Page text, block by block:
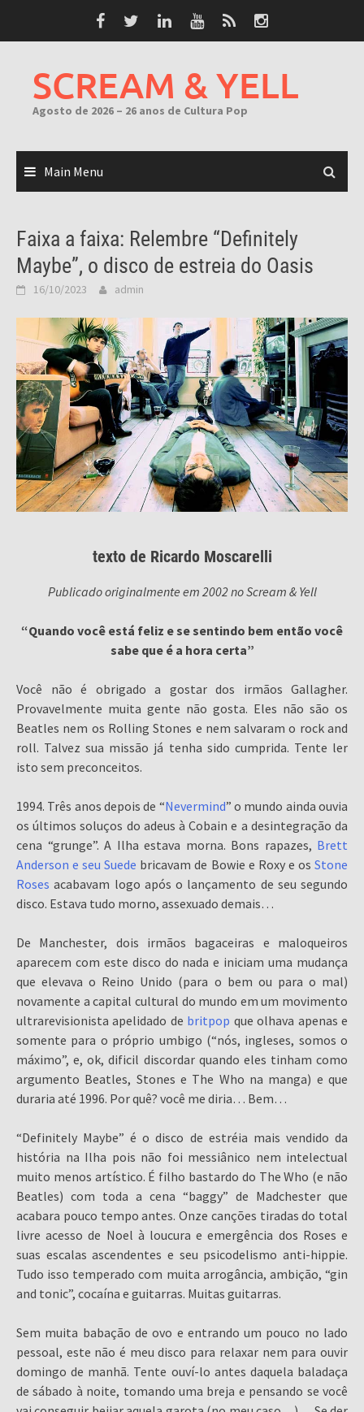
SCREAM & YELL
Agosto de 2026 – 26 anos de Cultura Pop
Main Menu
Faixa a faixa: Relembre “Definitely
Maybe”, o disco de estreia do Oasis
16/10/2023 admin
texto de Ricardo Moscarelli
Publicado originalmente em 2002 no Scream & Yell
“Quando você está feliz e se sentindo bem então você
sabe que é a hora certa”
Você não é obrigado a gostar dos irmãos Gallagher.
Provavelmente muita gente não gosta. Eles não são os
Beatles nem os Rolling Stones e nem salvaram o rock and
roll. Talvez sua missão já tenha sido cumprida. Tente ler
isto sem preconceitos.
1994. Três anos depois de “Nevermind” o mundo ainda ouvia
os últimos soluços do adeus à Cobain e a desintegração da
cena “grunge”. A Ilha estava morna. Bons rapazes, Brett
Anderson e seu Suede bricavam de Bowie e Roxy e osStone
Roses acabavam logo após o lançamento de seu segundo
disco. Estava tudo morno, assexuado demais…
De Manchester, dois irmãos bagaceiras e maloqueiros
aparecem com este disco do nada e iniciam uma mudança
que elevava o Reino Unido (para o bem ou para o mal)
novamente a capital cultural do mundo em um movimento
ultrarevisionista apelidado de britpop que olhava apenas e
somente para o próprio umbigo (“nós, ingleses, somos o
máximo”, e, ok, dificil discordar quando eles tinham como
argumento Beatles, Stones e The Who na manga) e que
duraria até 1996. Por quê? você me diria… Bem…
“Definitely Maybe” é o disco de estréia mais vendido da
história na Ilha pois não foi messiânico nem intelectual
muito menos artístico. É filho bastardo do The Who (e não
Beatles) com toda a cena “baggy” de Madchester que
acabara pouco tempo antes. Onze canções tiradas do total
livre acesso de Noel à loucura e emergência dos Roses e
suas escalas ascendentes e seu psicodelismo anti-hippie.
Tudo isso temperado com muita arrogância, ambição, “gin
and tonic”, cocaína e guitarras. Muitas guitarras.
Sem muita babação de ovo e entrando um pouco no lado
pessoal, este não é meu disco para relaxar nem para ouvir
domingo de manhã. Tente ouví-lo antes daquela baladaça
de sábado à noite, tomando uma breja e pensando se você